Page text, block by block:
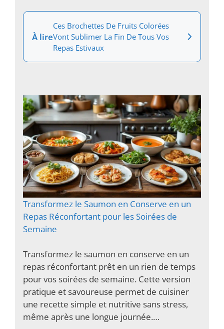
À lire
Ces Brochettes De Fruits Colorées
Vont Sublimer La Fin De Tous Vos
Repas Estivaux
Transformez le Saumon en Conserve en un
Repas Réconfortant pour les Soirées de
Semaine
Transformez le saumon en conserve en un
repas réconfortant prêt en un rien de temps
pour vos soirées de semaine. Cette version
pratique et savoureuse permet de cuisiner
une recette simple et nutritive sans stress,
même après une longue journée.…